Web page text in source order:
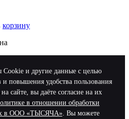
корзину
и другие данные с целью
и повышения удобства пользования
сайте, вы даёте согласие на их
в отношении обработки
в ООО «ТЫСЯЧА». Вы можете